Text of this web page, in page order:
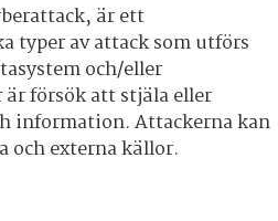
är ett
typer av attack som utförs
och/eller
försök att stjäla eller
information. Attackerna kan
och externa källor.